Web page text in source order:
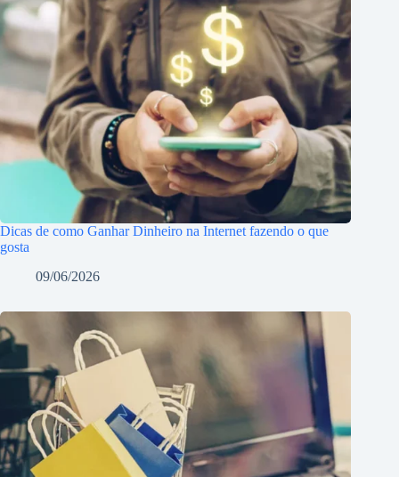
Dicas de como Ganhar Dinheiro na Internet fazendo o que
gosta
09/06/2026